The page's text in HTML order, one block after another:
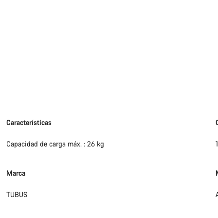
Características
Capacidad de carga máx. : 26 kg
Marca
TUBUS